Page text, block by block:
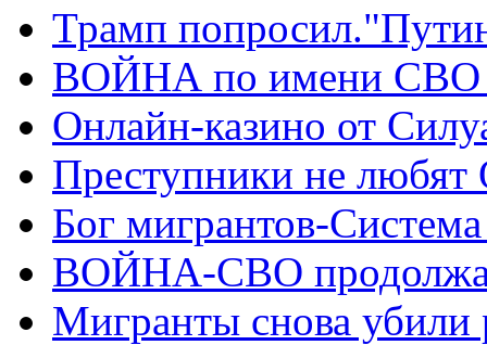
Трамп
ВОЙНА по имени СВО
Онлайн-казино от
Преступники не
Бог мигрантов-
ВОЙНА-СВО
Мигранты снова убили